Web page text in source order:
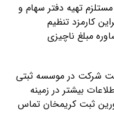
تهیه دفتر سهام و
کارمزد تنظیم
مبلغ ناچیزی
شرکت در موسسه ثبتی
بیشتر در زمینه
ثبت کریمخان تماس